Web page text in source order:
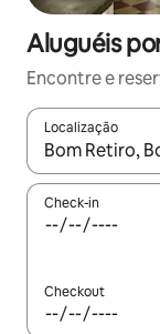
Aluguéis
Encontre e
Localização
Quando os
Check-in
Checkout